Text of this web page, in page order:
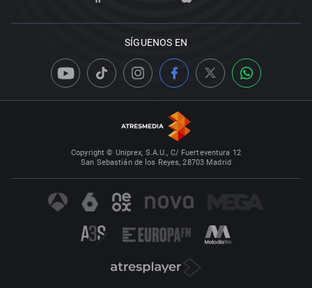
SÍGUENOS EN
Copyright © Uniprex, S.A.U., C/ Fuerteventura 12
San Sebastián de los Reyes, 28703 Madrid